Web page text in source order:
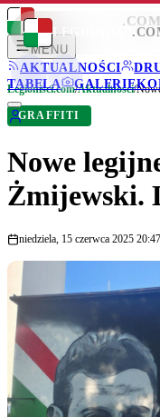
LEGIONISCI .COM
MENU
AKTUALNOŚCI
TABELA
GALERIE
LEGIONISCI
Legionisci.com/Aktualności/
GRAFFITI
Nowe
Żmijewski.
niedziela, 15 czerwca 2025 20:47